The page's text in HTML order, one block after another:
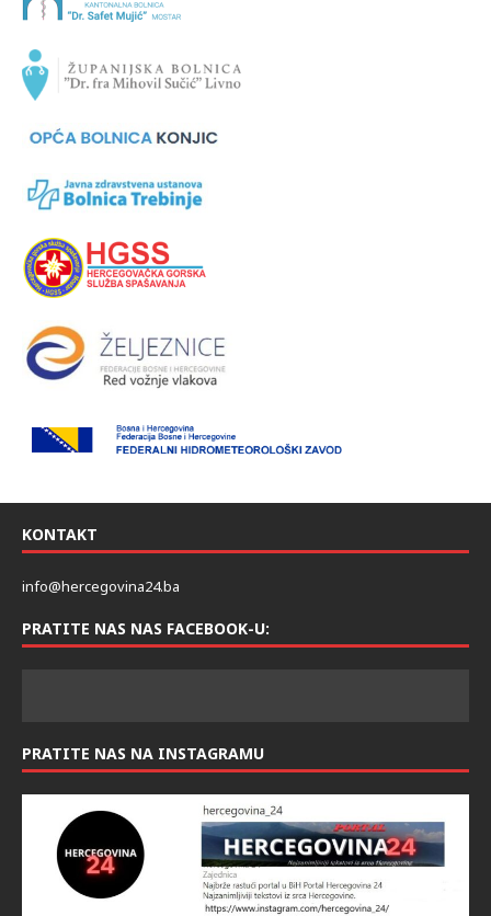
KONTAKT
info@hercegovina24.ba
PRATITE NAS NAS FACEBOOK-U:
PRATITE NAS NA INSTAGRAMU